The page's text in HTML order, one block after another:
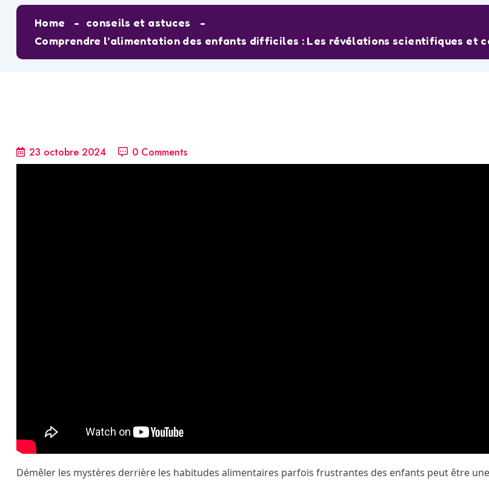
Home
conseils et astuces
Comprendre l’alimentation des enfants difficiles : Les révélations scientifiques et
23 octobre 2024 0 Comments
Démêler les mystères derrière les habitudes alimentaires parfois frustrantes des enfants peut être